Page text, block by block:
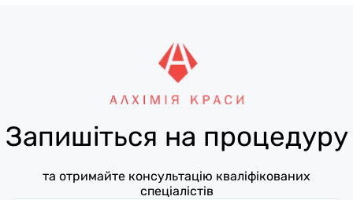
Запишіться на процедуру
та отримайте консультацію кваліфікованих
спеціалістів